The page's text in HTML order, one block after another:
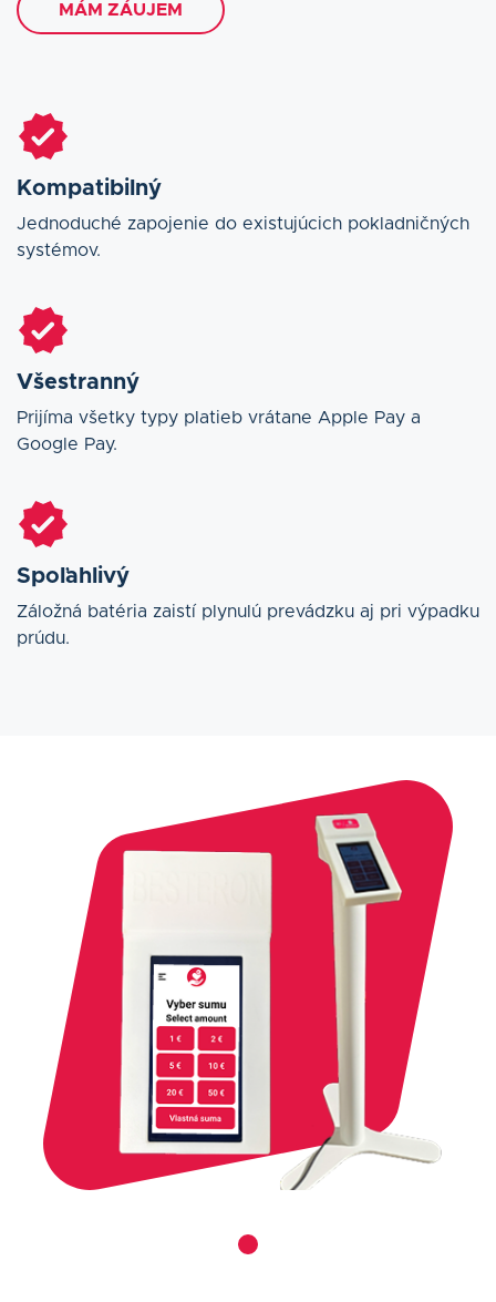
MÁM ZÁUJEM
Kompatibilný
Jednoduché zapojenie do existujúcich pokladničných
systémov.
Všestranný
Prijíma všetky typy platieb vrátane Apple Pay a
Google Pay.
Spoľahlivý
Záložná batéria zaistí plynulú prevádzku aj pri výpadku
prúdu.